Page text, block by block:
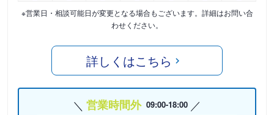
※営業日・相談可能日が変更となる場合もございます。詳細はお問い合
わせください。
詳しくはこちら
営業時間外 09:00-18:00